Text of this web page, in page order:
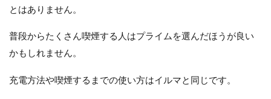
とはありません。
普段からたくさん喫煙する人はプライムを選んだほうが良い
かもしれません。
充電方法や喫煙するまでの使い方はイルマと同じです。